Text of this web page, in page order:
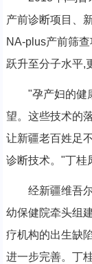
产前诊断项目、
NA-plus产前筛
跃升至分子水平,
"孕产妇的健康
望。这些技术的
让新疆老百姓足
诊断技术。"丁桂
经新疆维吾尔
幼保健院牵头组
疗机构的出生缺
进一步完善。丁